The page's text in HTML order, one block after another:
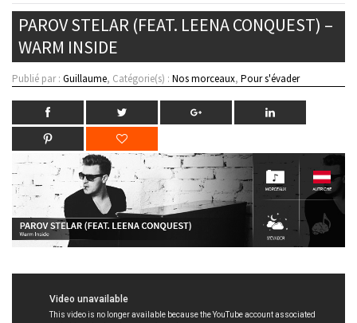
PAROV STELAR (FEAT. LEENA CONQUEST) –
WARM INSIDE
Publié par : Guillaume, Catégorie(s) : Nos morceaux, Pour s'évader